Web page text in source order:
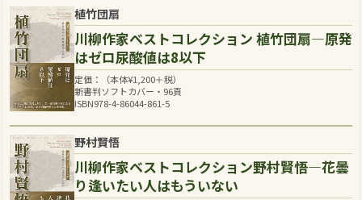
植竹団扇
川柳作家ベストコレクション 植竹団扇―原発
はゼロ尿酸値は8以下
定価：（本体¥1,200＋税）
新書判ソフトカバー・96頁
ISBN978-4-86044-861-5
野村賢悟
川柳作家ベストコレクション野村賢悟―花曇
り逢いたい人はもういない